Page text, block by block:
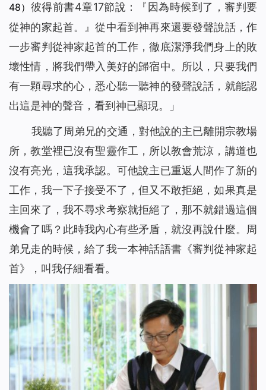
48） 彼得前書4章17節說：『 因為時候到了，審判要
從神的家起首。
』從中看到神再來還要發聲說話，作
一步審判從神家起首的工作，徹底潔淨我們身上的敗
壞性情，將我們帶入美好的歸宿中。所以，只要我們
有一顆尋求的心，悉心聽一聽神的發聲說話，就能認
出這是神的聲音，看到神已顯現。」
我聽了周弟兄的交通，對他說的主已離開宗教場
所，教堂裡已沒有聖靈作工，所以教會荒涼，講道也
沒有亮光，這我承認。可他說主已重返人間作了新的
工作，我一下子接受不了，但又不敢拒絕，如果真是
主回來了，我不尋求考察就拒絕了，那不就錯過這個
機會了嗎？此時我內心有些矛盾，就沒再說什麼。周
弟兄走的時候，給了我一本神話語書《審判從神家起
首》，叫我仔細看看。